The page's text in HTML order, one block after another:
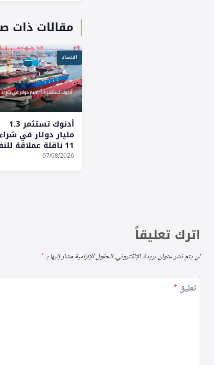
مقالات ذات
اقتصاد
أدنوك تستثمر 1.3
مليار دولار في شراء
11 ناقلة عملاقة
والغاز
07/08/2026
اترك تعليقاً
لن يتم نشر عنوان بريدك الإلكتروني.الحقول الإلزامية مشار إليها بـ*
تعليق*